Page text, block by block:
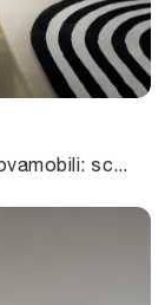
Complementi accessori e specchi Novamobili: scopri come valorizzare i tuoi spazi moderni con il modello Deep.